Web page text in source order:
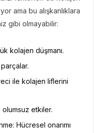
ama bu alışkanlıklara
gibi olmayabilir:
kolajen düşmanı.
ile kolajen liflerini
olumsuz etkiler.
Hücresel onarımı